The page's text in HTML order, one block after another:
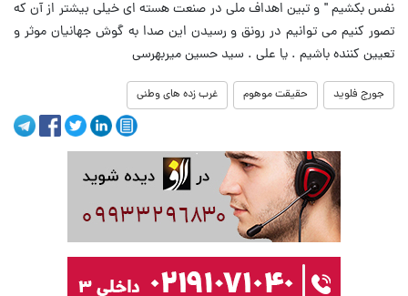
نفس بکشیم " و تبین اهداف ملی در صنعت هسته ای خیلی بیشتر از آن که
تصور کنیم می توانیم در رونق و رسیدن این صدا به گوش جهانیان موثر و
تعیین کننده باشیم . یا علی . سید حسین میربهرسی
جورج فلوید حقیقت موهوم غرب زده های وطنی